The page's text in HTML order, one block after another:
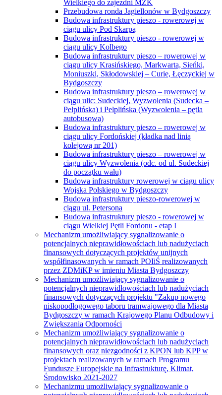
Wielkiego do zajezdni MZK
Przebudowa ronda Jagiellonów w Bydgoszczy
Budowa infrastruktury pieszo - rowerowej w
ciągu ulicy Pod Skarpą
Budowa infrastruktury pieszo - rowerowej w
ciągu ulicy Kolbego
Budowa infrastruktury pieszo – rowerowej w
ciągu ulicy Krasińskiego, Markwarta, Sieńki,
Moniuszki, Skłodowskiej – Curie, Łęczyckiej w
Bydgoszczy
Budowa infrastruktury pieszo – rowerowej w
ciągu ulic: Sudeckiej, Wyzwolenia (Sudecka –
Pelplińska) i Pelplińska (Wyzwolenia – pętla
autobusowa)
Budowa infrastruktury pieszo – rowerowej w
ciągu ulicy Fordońskiej (kładka nad linią
kolejową nr 201)
Budowa infrastruktury pieszo – rowerowej w
ciągu ulicy Wyzwolenia (odc. od ul. Sudeckiej
do początku wału)
Budowa infrastruktury rowerowej w ciągu ulicy
Wojska Polskiego w Bydgoszczy
Budowa infrastruktury pieszo-rowerowej w
ciągu ul. Petersona
Budowa infrastruktury pieszo - rowerowej w
ciągu Wielkiej Pętli Fordonu - etap I
Mechanizm umożliwiający sygnalizowanie o
potencjalnych nieprawidłowościach lub nadużyciach
finansowych dotyczących projektów unijnych
współfinasowanych w ramach POIiŚ realizowanych
przez ZDMiKP w imieniu Miasta Bydgoszczy
Mechanizm umożliwiający sygnalizowanie o
potencjalnych nieprawidłowościach lub nadużyciach
finansowych dotyczących projektu "Zakup nowego
niskopodłogowego taboru tramwajowego dla Miasta
Bydgoszczy w ramach Krajowego Planu Odbudowy i
Zwiększania Odporności
Mechanizm umożliwiający sygnalizowanie o
potencjalnych nieprawidłowościach lub nadużyciach
finansowych oraz niezgodności z KPON lub KPP w
projektach realizowanych w ramach Programu
Fundusze Europejskie na Infrastrukturę, Klimat,
Środowisko 2021-2027
Mechanizmu umożliwiający sygnalizowanie o